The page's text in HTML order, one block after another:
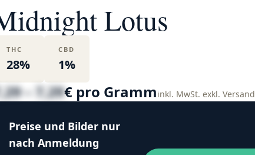
Lotus
THC
28%
CBD
1%
– 7,29€ pro Gramminkl. MwSt. exkl. Versand
Preise und Bilder nur
nach Anmeldung